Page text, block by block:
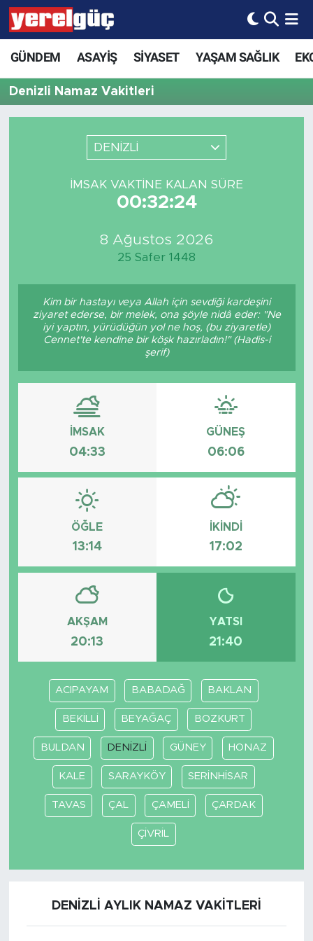
GÜNDEM ASAYİŞ SİYASET YAŞAM SAĞLIK
Denizli Namaz Vakitleri
DENİZLİ
İMSAK VAKTINE KALAN SÜRE
00:32:24
8 Ağustos 2026
25 Safer 1448
Kim bir hastayı veya Allah için sevdiği kardeşini
ziyaret ederse, bir melek, ona şöyle nidâ eder: "Ne
iyi yaptın, yürüdüğün yol ne hoş, (bu ziyaretle)
Cennet'te kendine bir köşk hazırladın!" (Hadis-i
şerif)
İMSAK
04:33
GÜNEŞ
06:06
ÖĞLE
13:14
İKINDI
17:02
AKŞAM
20:13
YATSI
21:40
ACIPAYAM BABADAĞ BAKLAN
BEKİLLİ BEYAĞAÇ BOZKURT
BULDAN DENİZLİ GÜNEY HONAZ
KALE SARAYKÖY SERİNHİSAR
TAVAS ÇAL ÇAMELİ ÇARDAK
ÇİVRİL
DENİZLİ AYLIK NAMAZ VAKITLERI